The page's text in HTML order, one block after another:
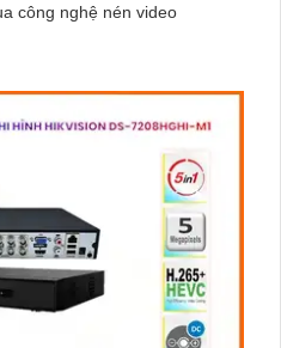
công nghệ nén video